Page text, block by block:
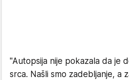
"Autopsija nije pokazala da je
srca. Našli smo zadebljanje, a